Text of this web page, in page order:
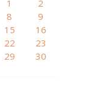
1
2
8
9
15
16
22
23
29
30